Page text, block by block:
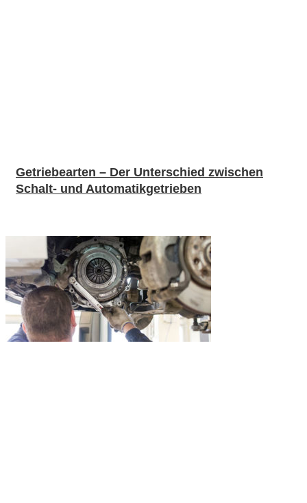
Getriebearten – Der Unterschied zwischen
Schalt- und Automatikgetrieben